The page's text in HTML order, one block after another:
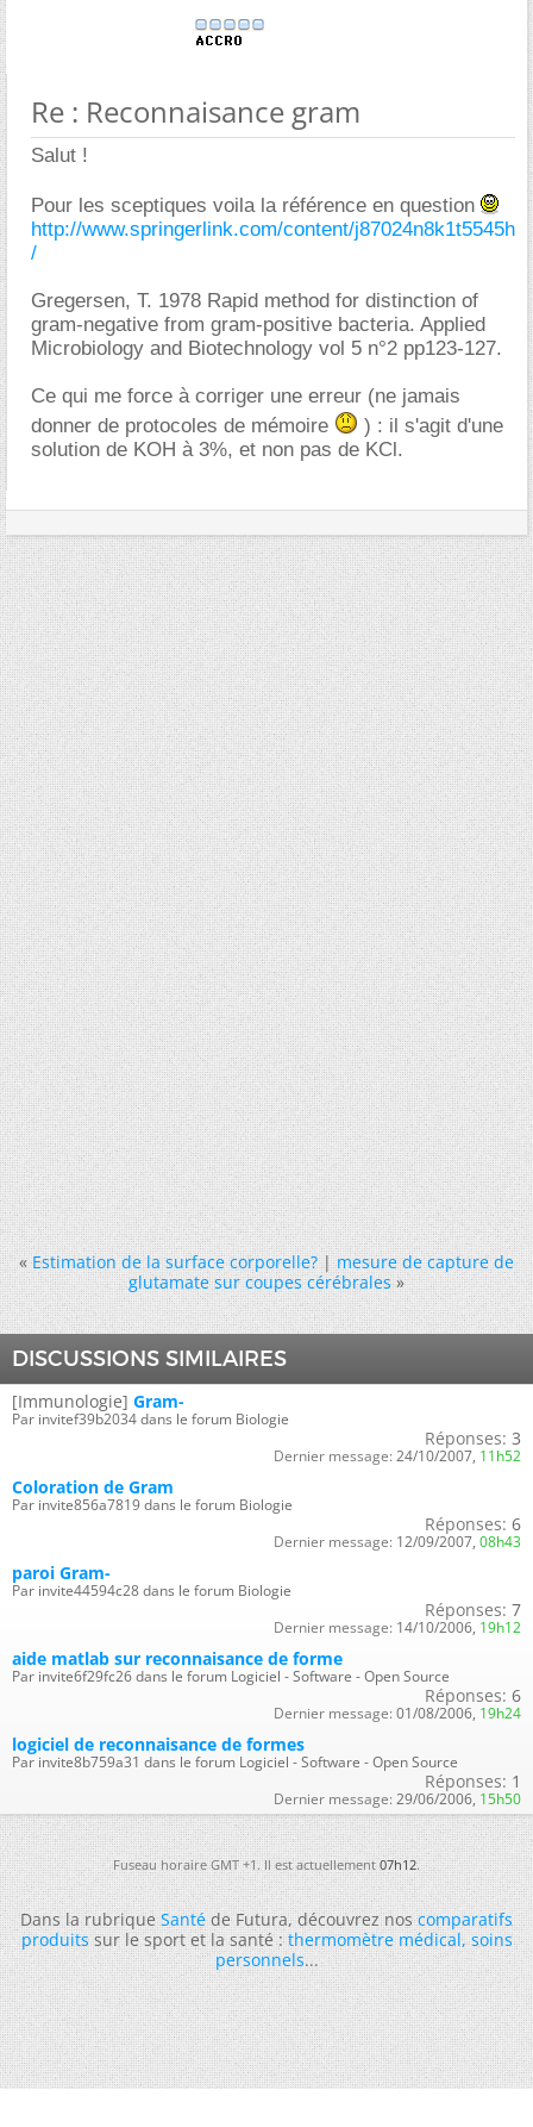
Re : Reconnaisance gram
Salut !
Pour les sceptiques voila la référence en question
http://www.springerlink.com/content/j87024n8k1t5545h
/
Gregersen, T. 1978 Rapid method for distinction of
gram-negative from gram-positive bacteria. Applied
Microbiology and Biotechnology vol 5 n°2 pp123-127.
Ce qui me force à corriger une erreur (ne jamais
donner de protocoles de mémoire
) : il s'agit d'une
solution de KOH à 3%, et non pas de KCl.
« Estimation de la surface corporelle?|mesure de capture de
glutamate sur coupes cérébrales »
DISCUSSIONS SIMILAIRES
[Immunologie] Gram-
Par invitef39b2034 dans le forum Biologie
Réponses: 3
Dernier message: 24/10/2007, 11h52
Coloration de Gram
Par invite856a7819 dans le forum Biologie
Réponses: 6
Dernier message: 12/09/2007, 08h43
paroi Gram-
Par invite44594c28 dans le forum Biologie
Réponses: 7
Dernier message: 14/10/2006, 19h12
aide matlab sur reconnaisance de forme
Par invite6f29fc26 dans le forum Logiciel - Software - Open Source
Réponses: 6
Dernier message: 01/08/2006, 19h24
logiciel de reconnaisance de formes
Par invite8b759a31 dans le forum Logiciel - Software - Open Source
Réponses: 1
Dernier message: 29/06/2006, 15h50
Fuseau horaire GMT +1. Il est actuellement07h12.
Dans la rubriqueSantéde Futura, découvrez noscomparatifs
produitssur le sport et la santé :thermomètre médical,soins
personnels...